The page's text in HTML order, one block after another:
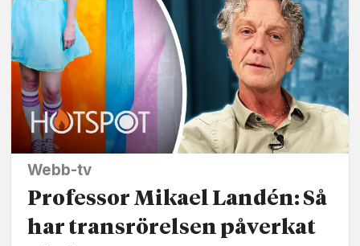
Webb-tv
Professor Mikael Landén: Så
har trans­rörelsen påverkat